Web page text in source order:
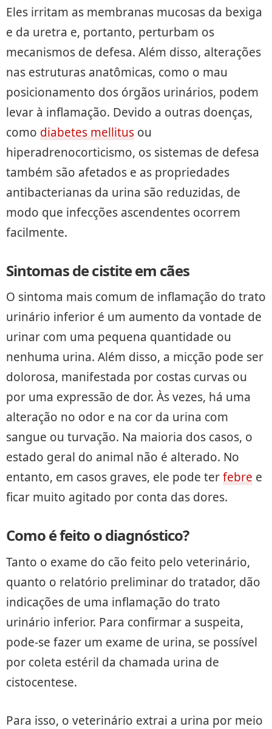
Eles irritam as membranas mucosas da bexiga
e da uretra e, portanto, perturbam os
mecanismos de defesa. Além disso, alterações
nas estruturas anatômicas, como o mau
posicionamento dos órgãos urinários, podem
levar à inflamação. Devido a outras doenças,
como diabetes mellitus ou
hiperadrenocorticismo, os sistemas de defesa
também são afetados e as propriedades
antibacterianas da urina são reduzidas, de
modo que infecções ascendentes ocorrem
facilmente.
Sintomas de cistite em cães
O sintoma mais comum de inflamação do trato
urinário inferior é um aumento da vontade de
urinar com uma pequena quantidade ou
nenhuma urina. Além disso, a micção pode ser
dolorosa, manifestada por costas curvas ou
por uma expressão de dor. Às vezes, há uma
alteração no odor e na cor da urina com
sangue ou turvação. Na maioria dos casos, o
estado geral do animal não é alterado. No
entanto, em casos graves, ele pode terfebre e
ficar muito agitado por conta das dores.
Como é feito o diagnóstico?
Tanto o exame do cão feito pelo veterinário,
quanto o relatório preliminar do tratador, dão
indicações de uma inflamação do trato
urinário inferior. Para confirmar a suspeita,
pode-se fazer um exame de urina, se possível
por coleta estéril da chamada urina de
cistocentese.
Para isso, o veterinário extrai a urina por meio